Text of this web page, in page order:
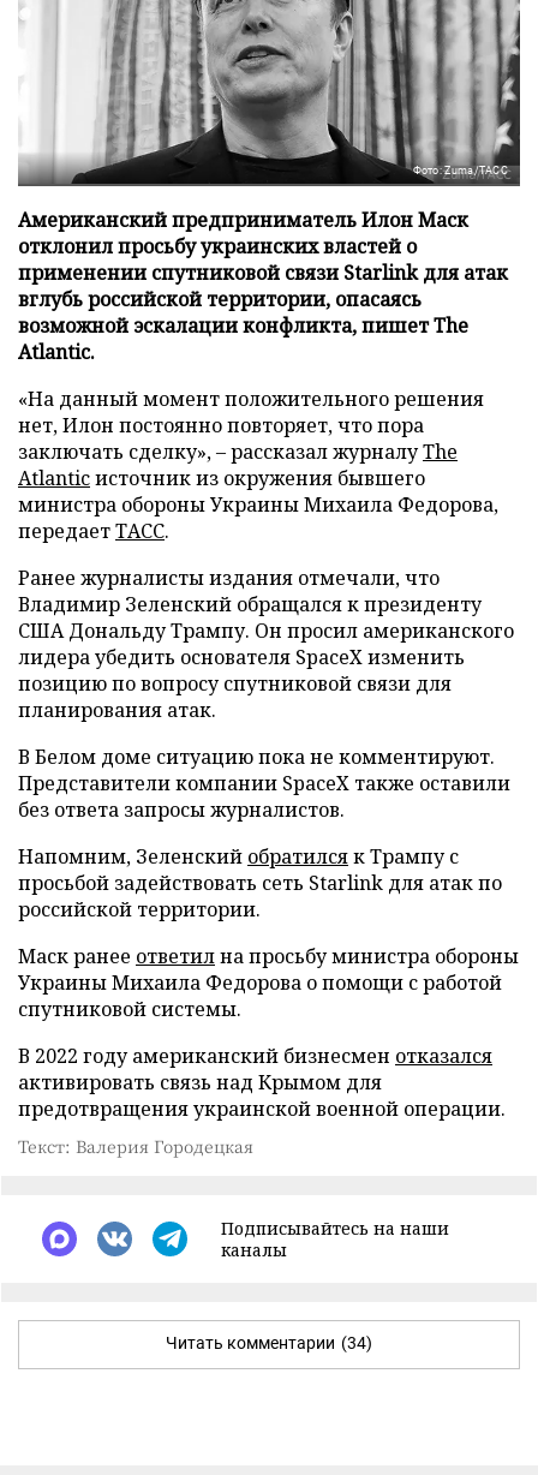
Фото: Zuma/ТАСС
Американский предприниматель Илон Маск
отклонил просьбу украинских властей о
применении спутниковой связи Starlink для атак
вглубь российской территории, опасаясь
возможной эскалации конфликта, пишет The
Atlantic.
«На данный момент положительного решения
нет, Илон постоянно повторяет, что пора
заключать сделку», – рассказал журналуThe
Atlanticисточник из окружения бывшего
министра обороны Украины Михаила Федорова,
передаетТАСС.
Ранее журналисты издания отмечали, что
Владимир Зеленский обращался к президенту
США Дональду Трампу. Он просил американского
лидера убедить основателя SpaceX изменить
позицию по вопросу спутниковой связи для
планирования атак.
В Белом доме ситуацию пока не комментируют.
Представители компании SpaceX также оставили
без ответа запросы журналистов.
Напомним, Зеленский обратилсяк Трампу с
просьбой задействовать сеть Starlink для атак по
российской территории.
Маск ранее ответилна просьбу министра обороны
Украины Михаила Федорова о помощи с работой
спутниковой системы.
В 2022 году американский бизнесмен отказался
активировать связь над Крымом для
предотвращения украинской военной операции.
Текст: Валерия Городецкая
Подписывайтесь на наши
каналы
Читать комментарии (34)